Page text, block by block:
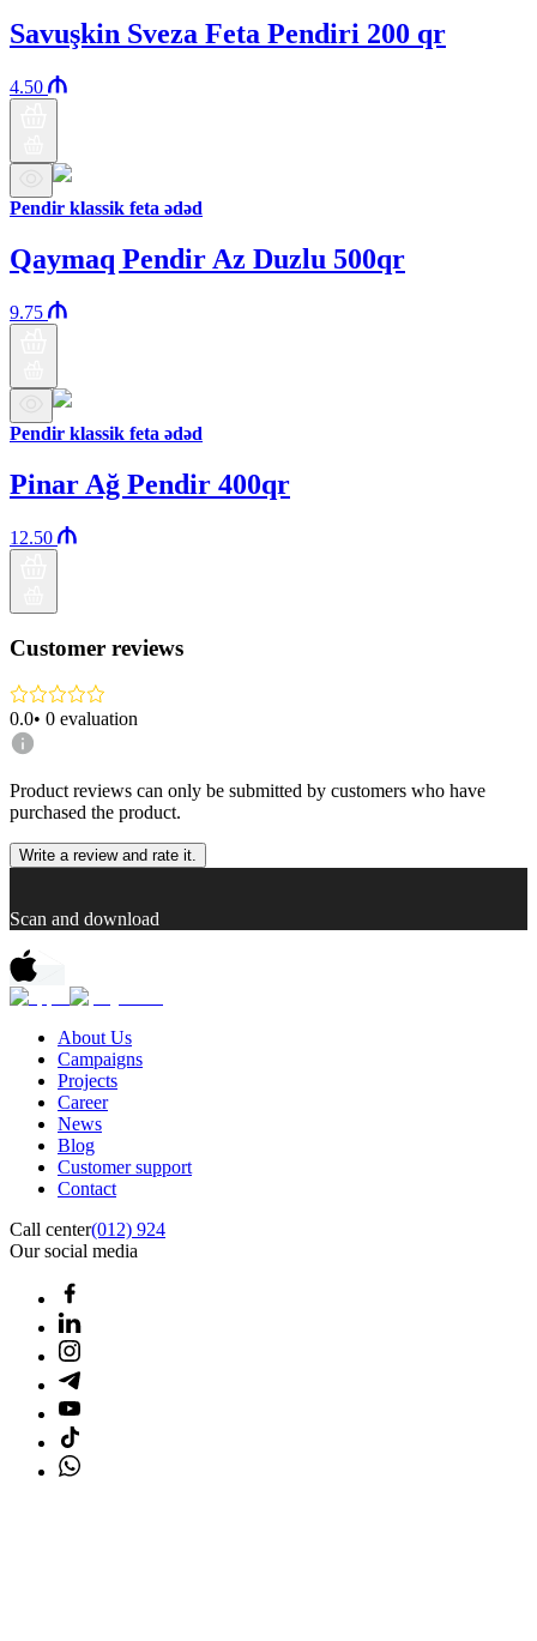
Savuşkin Sveza Feta Pendiri 200 qr
4.50
Pendir klassik feta ədəd
Qaymaq Pendir Az Duzlu 500qr
9.75
Pendir klassik feta ədəd
Pinar Ağ Pendir 400qr
12.50
Customer reviews
0.0• 0 evaluation
Product reviews can only be submitted by customers who have
purchased the product.
Write a review and rate it.
Scan and download
About Us
Campaigns
Projects
Career
News
Blog
Customer support
Contact
Call center(012) 924
Our social media